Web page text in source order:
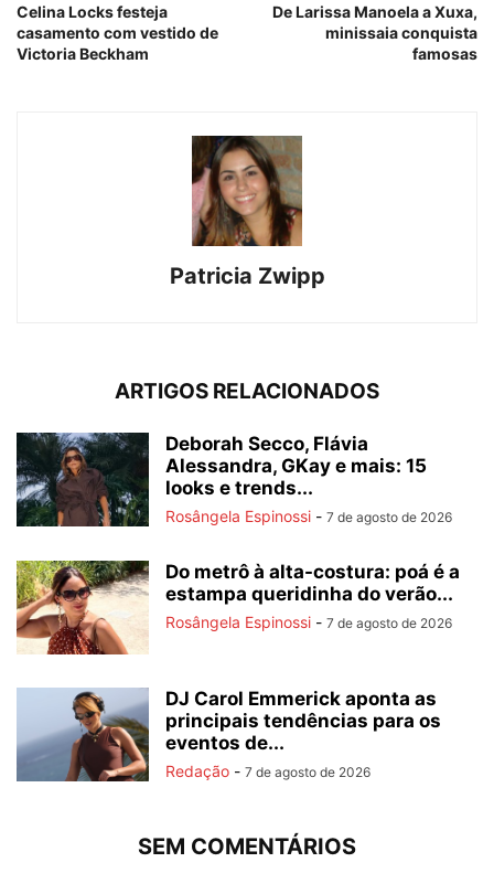
Celina Locks festeja
casamento com vestido de
Victoria Beckham
De Larissa Manoela a Xuxa,
minissaia conquista
famosas
Patricia Zwipp
ARTIGOS RELACIONADOS
Deborah Secco, Flávia
Alessandra, GKay e mais: 15
looks e trends...
Rosângela Espinossi - 7 de agosto de 2026
Do metrô à alta-costura: poá é a
estampa queridinha do verão...
Rosângela Espinossi - 7 de agosto de 2026
DJ Carol Emmerick aponta as
principais tendências para os
eventos de...
Redação - 7 de agosto de 2026
SEM COMENTÁRIOS